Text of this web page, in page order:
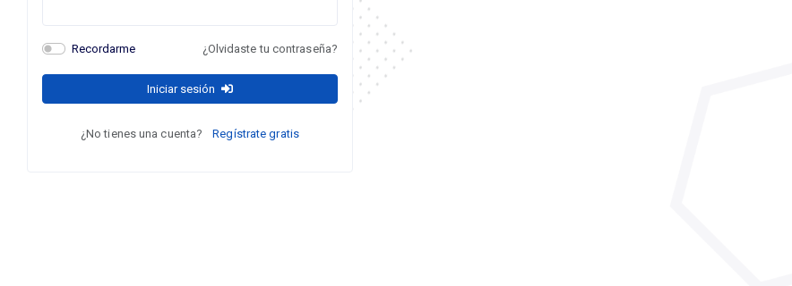
Recordarme ¿Olvidaste tu contraseña?
Iniciar sesión
¿No tienes una cuenta? Regístrate gratis